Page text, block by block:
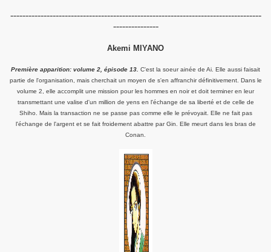
-----------------------------------------------------------------------------------
---------------
Akemi MIYANO
Première apparition: volume 2, épisode 13. C'est la soeur ainée de Ai. Elle aussi faisait
partie de l'organisation, mais cherchait un moyen de s'en affranchir définitivement. Dans le
volume 2, elle accomplit une mission pour les hommes en noir et doit terminer en leur
transmettant une valise d'un million de yens en l'échange de sa liberté et de celle de
Shiho. Mais la transaction ne se passe pas comme elle le prévoyait. Elle ne fait pas
l'échange de l'argent et se fait froidement abattre par Gin. Elle meurt dans les bras de
Conan.